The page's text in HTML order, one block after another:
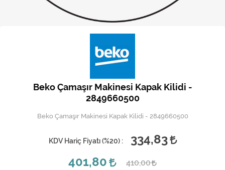
Musluk
Soğutma Sistemleri
Şofben ve Termosifon
Beko Çamaşır Makinesi Kapak Kilidi -
2849660500
Beko Çamaşır Makinesi Kapak Kilidi - 2849660500
KDV Hariç Fiyatı (%20) :
334,83
401,80
410,00